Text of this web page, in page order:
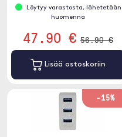
Löytyy varastosta, lähetetään
huomenna
47.90 € 56.90 €
Lisää ostoskoriin
-15%